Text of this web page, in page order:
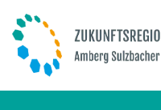
Zur Navigation springen
Zum Inhalt springen
Zum Fußbereich springen